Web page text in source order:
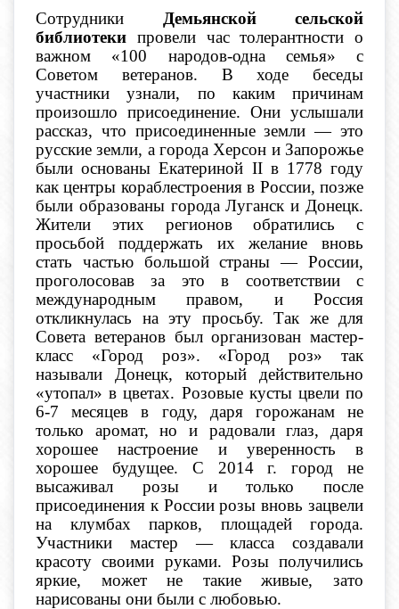
Сотрудники
Демьянской сельской
библиотеки провели час толерантности о
важном «100 народов-одна семья» с
Советом ветеранов. В ходе беседы
участники узнали, по каким причинам
произошло присоединение. Они услышали
рассказ, что присоединенные земли — это
русские земли, а города Херсон и Запорожье
были основаны Екатериной II в 1778 году
как центры кораблестроения в России, позже
были образованы города Луганск и Донецк.
Жители этих регионов обратились с
просьбой поддержать их желание вновь
стать частью большой страны — России,
проголосовав за это в соответствии с
международным правом, и Россия
откликнулась на эту просьбу. Так же для
Совета ветеранов был организован мастер-
класс «Город роз». «Город роз» так
называли Донецк, который действительно
«утопал» в цветах. Розовые кусты цвели по
6-7 месяцев в году, даря горожанам не
только аромат, но и радовали глаз, даря
хорошее настроение и уверенность в
хорошее будущее. С 2014 г. город не
высаживал розы и только после
присоединения к России розы вновь зацвели
на клумбах парков, площадей города.
Участники мастер — класса создавали
красоту своими руками. Розы получились
яркие, может не такие живые, зато
нарисованы они были с любовью.